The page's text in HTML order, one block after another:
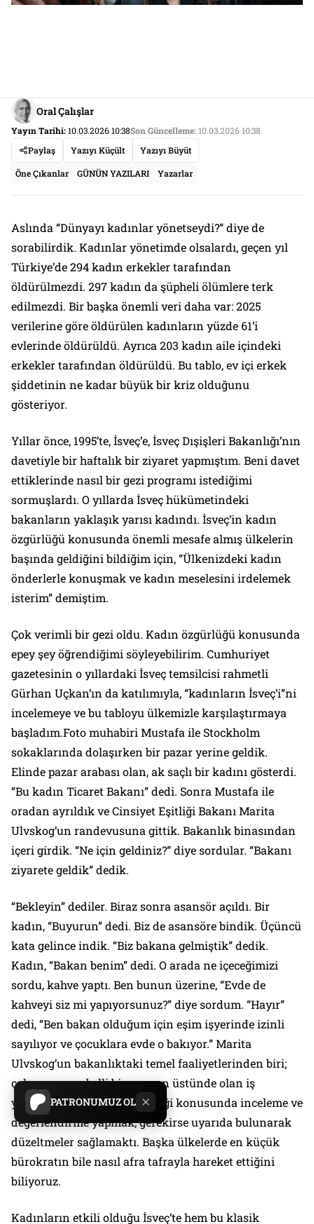
PATRONUMUZ OL
Oral Çalışlar
Yayın Tarihi:10.03.2026 10:38Son Güncelleme:10.03.2026 10:38
Paylaş
Yazıyı Küçült Yazıyı Büyüt
Öne Çıkanlar GÜNÜN YAZILARI Yazarlar
Aslında “Dünyayı kadınlar yönetseydi?” diye de
sorabilirdik. Kadınlar yönetimde olsalardı, geçen yıl
Türkiye’de 294 kadın erkekler tarafından
öldürülmezdi. 297 kadın da şüpheli ölümlere terk
edilmezdi. Bir başka önemli veri daha var: 2025
verilerine göre öldürülen kadınların yüzde 61’i
evlerinde öldürüldü. Ayrıca 203 kadın aile içindeki
erkekler tarafından öldürüldü. Bu tablo, ev içi erkek
şiddetinin ne kadar büyük bir kriz olduğunu
gösteriyor.
Yıllar önce, 1995’te, İsveç’e, İsveç Dışişleri Bakanlığı’nın
davetiyle bir haftalık bir ziyaret yapmıştım. Beni davet
ettiklerinde nasıl bir gezi programı istediğimi
sormuşlardı. O yıllarda İsveç hükümetindeki
bakanların yaklaşık yarısı kadındı. İsveç’in kadın
özgürlüğü konusunda önemli mesafe almış ülkelerin
başında geldiğini bildiğim için, “Ülkenizdeki kadın
önderlerle konuşmak ve kadın meselesini irdelemek
isterim” demiştim.
Çok verimli bir gezi oldu. Kadın özgürlüğü konusunda
epey şey öğrendiğimi söyleyebilirim. Cumhuriyet
gazetesinin o yıllardaki İsveç temsilcisi rahmetli
Gürhan Uçkan’ın da katılımıyla, “kadınların İsveç’i”ni
incelemeye ve bu tabloyu ülkemizle karşılaştırmaya
başladım.Foto muhabiri Mustafa ile Stockholm
sokaklarında dolaşırken bir pazar yerine geldik.
Elinde pazar arabası olan, ak saçlı bir kadını gösterdi.
“Bu kadın Ticaret Bakanı” dedi. Sonra Mustafa ile
oradan ayrıldık ve Cinsiyet Eşitliği Bakanı Marita
Ulvskog’un randevusuna gittik. Bakanlık binasından
içeri girdik. “Ne için geldiniz?” diye sordular. “Bakanı
ziyarete geldik” dedik.
“Bekleyin” dediler. Biraz sonra asansör açıldı. Bir
kadın, “Buyurun” dedi. Biz de asansöre bindik. Üçüncü
kata gelince indik. “Biz bakana gelmiştik” dedik.
Kadın, “Bakan benim” dedi. O arada ne içeceğimizi
sordu, kahve yaptı. Ben bunun üzerine, “Evde de
kahveyi siz mi yapıyorsunuz?” diye sordum. “Hayır”
dedi, “Ben bakan olduğum için eşim işyerinde izinli
sayılıyor ve çocuklara evde o bakıyor.” Marita
Ulvskog’un bakanlıktaki temel faaliyetlerinden biri;
çalışan sayısı belli bir sayının üstünde olan iş
yerlerinde kadın-erkek eşitliği konusunda inceleme ve
değerlendirme yapmak, gerekirse uyarıda bulunarak
düzeltmeler sağlamaktı. Başka ülkelerde en küçük
bürokratın bile nasıl afra tafrayla hareket ettiğini
biliyoruz.
Kadınların etkili olduğu İsveç’te hem bu klasik